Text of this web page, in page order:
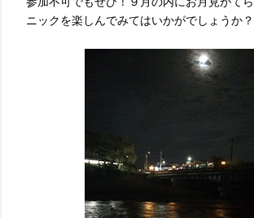
ニックを楽しんでみてはいかがでしょうか？